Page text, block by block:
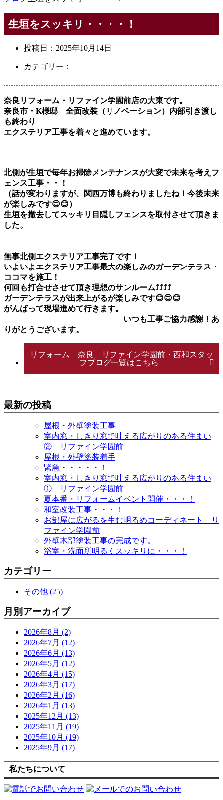
生垣をスッキリ・・・・！
投稿日： 2025年10月14日
カテゴリー：
奈良リフォーム・リファイン学園前店の大東です。
奈良市・K様邸 全面改装（リノベーション）内部引き渡し
も終わり
エクステリア工事を着々と進めています。
北側が生垣で毎年お掃除メンテナンスが大変で未来を考えフ
ェンス工事・・！
（話が変わりますが、関西万博も終わりましたね！今後未来
が楽しみです😊😊）
生垣を撤去してスッキリ目隠しフェンスを取付させて頂きま
した。
無事北側エクステリア工事完了です！
いよいよエクステリア工事最大の楽しみのガーデンテラス・
ココマを施工！
何回も打合せさせて頂き理想のサンルーム⤴⤴⤴⤴
ガーデンテラスが出来上がるが楽しみです😊😊😊
がんばって現場進めて行きます。
いつも工事ご協力感謝！あ
りがとうございます。
リフォーム 奈良 リファイン学園前・西和スタッ
フブログ一覧はこちら
最新の投稿
屋根・外壁塗装工事
室内窓・しきり窓で叶える広がりのある住まい
② リファイン学園前
屋根・外壁塗装着手
緊急・・・・・！
室内窓・しきり窓で叶える広がりのある住まい
① リファイン学園前
夏本番・リフォームイベント開催・・・！
和室改装工事・・・！
お部屋に広がるを生む明るめコーディネート リ
ファイン学園前
外壁木部塗装工事の完成です。
浴室・洗面所明るくスッキリに・・・！
カテゴリー
その他 (25)
月別アーカイブ
2026年8月 (2)
2026年7月 (12)
2026年6月 (13)
2026年5月 (12)
2026年4月 (15)
2026年3月 (17)
2026年2月 (16)
2026年1月 (13)
2025年12月 (13)
2025年11月 (19)
2025年10月 (19)
2025年9月 (17)
私たちについて